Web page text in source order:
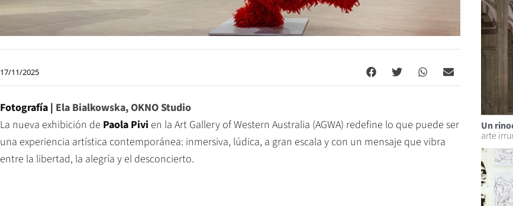
17/11/2025
Fotografía | Ela Bialkowska, OKNO Studio
La nueva exhibición de Paola Pivi en la Art Gallery of Western Australia (AGWA) redefine lo que puede ser
una experiencia artística contemporánea: inmersiva, lúdica, a gran escala y con un mensaje que vibra
entre la libertad, la alegría y el desconcierto.
Un
arte